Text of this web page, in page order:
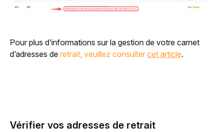
Pour plus d’informations sur la gestion de votre carnet
d’adresses de retrait, veuillez consulter cet article.
Vérifier vos adresses de retrait